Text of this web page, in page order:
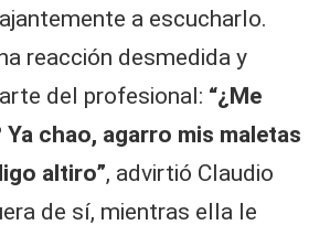
a escucharlo.
reacción desmedida y
del profesional: “¿Me
chao, agarro mis maletas
altiro”, advirtió Claudio
de sí, mientras ella le